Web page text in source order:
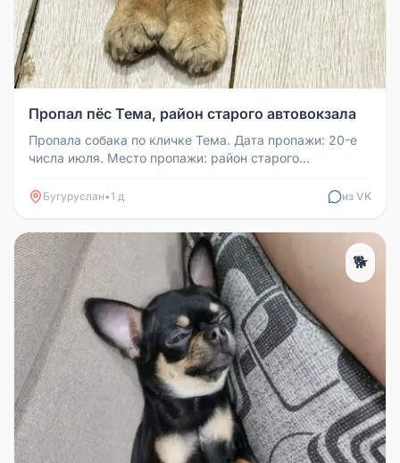
Пропал пёс Тема, район старого автовокзала
Пропала собака по кличке Тема. Дата пропажи: 20-е
числа июля. Место пропажи: район старого
Бугуруслан•1 д из VK
🐕